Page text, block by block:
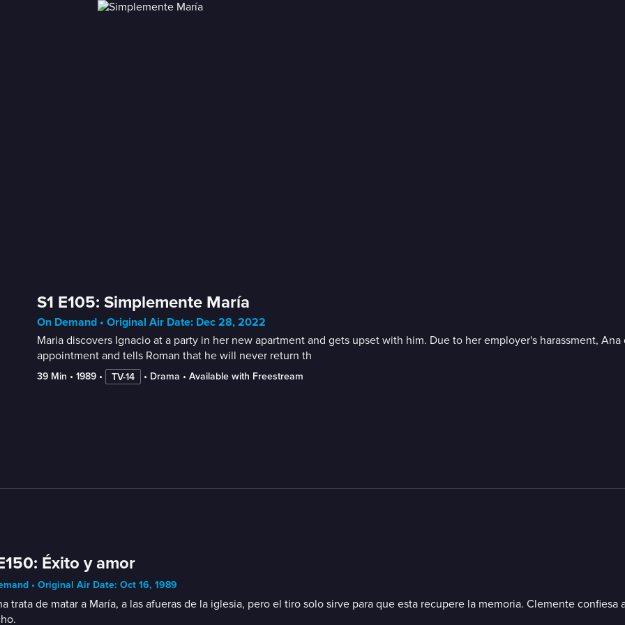
S1 E105: Simplemente María
On Demand • Original Air Date: Dec 28, 2022
Maria discovers Ignacio at a party in her new apartment and gets upset with him. Due to her employer's harassment,
appointment and tells Roman that he will never return th
39 Min • 1989 • TV-14 • Drama • Available with Freestream
Éxito y amor
• Original Air Date: Oct 16, 1989
trata de matar a María, a las afueras de la iglesia, pero el tiro solo sirve para que esta recupere la memoria. Clemente